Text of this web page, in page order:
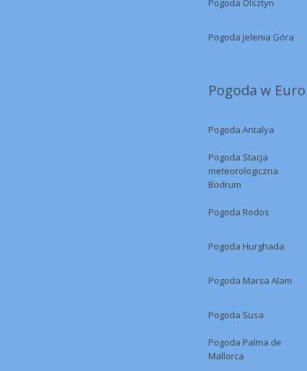
Pogoda Olsztyn
Pogoda Jelenia Góra
Pogoda w
Pogoda Antalya
Pogoda Stacja
meteorologiczna
Bodrum
Pogoda Rodos
Pogoda Hurghada
Pogoda Marsa Alam
Pogoda Susa
Pogoda Palma de
Mallorca